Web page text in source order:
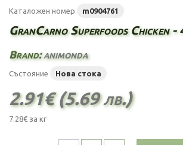
Каталожен номер m0904761
GranCarno Superfoods Chicken -
Brand:animonda
Състояние Нова стока
2.91€ (5.69 лв.)
7.28€ за кг